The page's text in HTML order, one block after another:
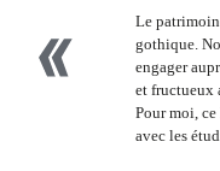
Le
gothique.
engager
et fructueux
Pour moi,
avec les